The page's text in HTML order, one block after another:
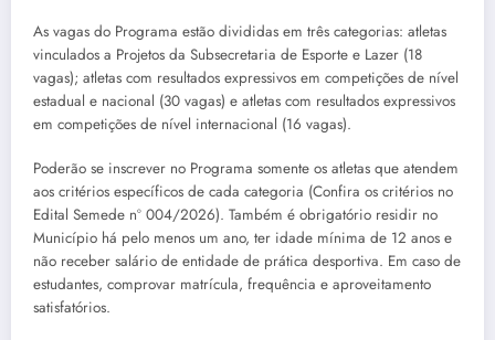
As vagas do Programa estão divididas em três categorias: atletas
vinculados a Projetos da Subsecretaria de Esporte e Lazer (18
vagas); atletas com resultados expressivos em competições de nível
estadual e nacional (30 vagas) e atletas com resultados expressivos
em competições de nível internacional (16 vagas).
Poderão se inscrever no Programa somente os atletas que atendem
aos critérios específicos de cada categoria (Confira os critérios no
Edital Semede nº 004/2026). Também é obrigatório residir no
Município há pelo menos um ano, ter idade mínima de 12 anos e
não receber salário de entidade de prática desportiva. Em caso de
estudantes, comprovar matrícula, frequência e aproveitamento
satisfatórios.